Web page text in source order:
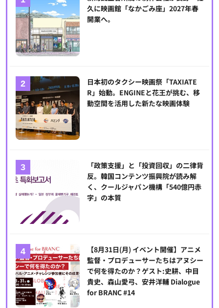
久に映画館「なかごみ座」2027年春
開業へ。
日本初のタクシー映画祭「TAXIATE
R」始動。ENGINEと花王が挑む、移
動空間を活用した新たな映画体験
「政策支援」と「投資回収」の二律背
反。韓国コンテンツ振興院が読み解
く、クールジャパン機構「540億円赤
字」の本質
【8月31日(月) イベント開催】アニメ
監督・プロデューサーたちはアヌシー
で何を得たのか？ゲスト:史耕、中目
貴史、森山愛弓、安井洋輔 Dialogue
for BRANC #14